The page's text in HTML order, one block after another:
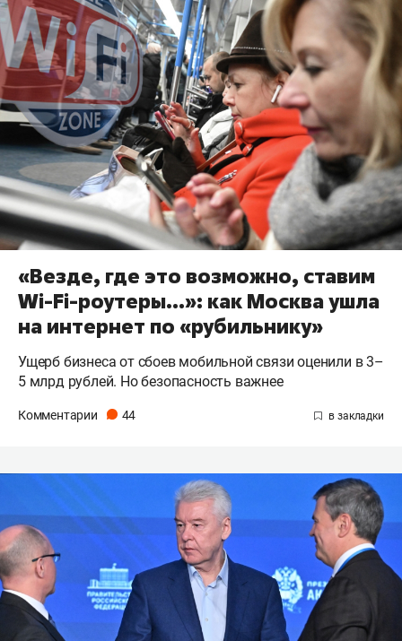
«Везде, где это возможно, ставим
Wi-Fi-роутеры…»: как Москва ушла
на интернет по «рубильнику»
Ущерб бизнеса от сбоев мобильной связи оценили в 3–
5 млрд рублей. Но безопасность важнее
Комментарии 44